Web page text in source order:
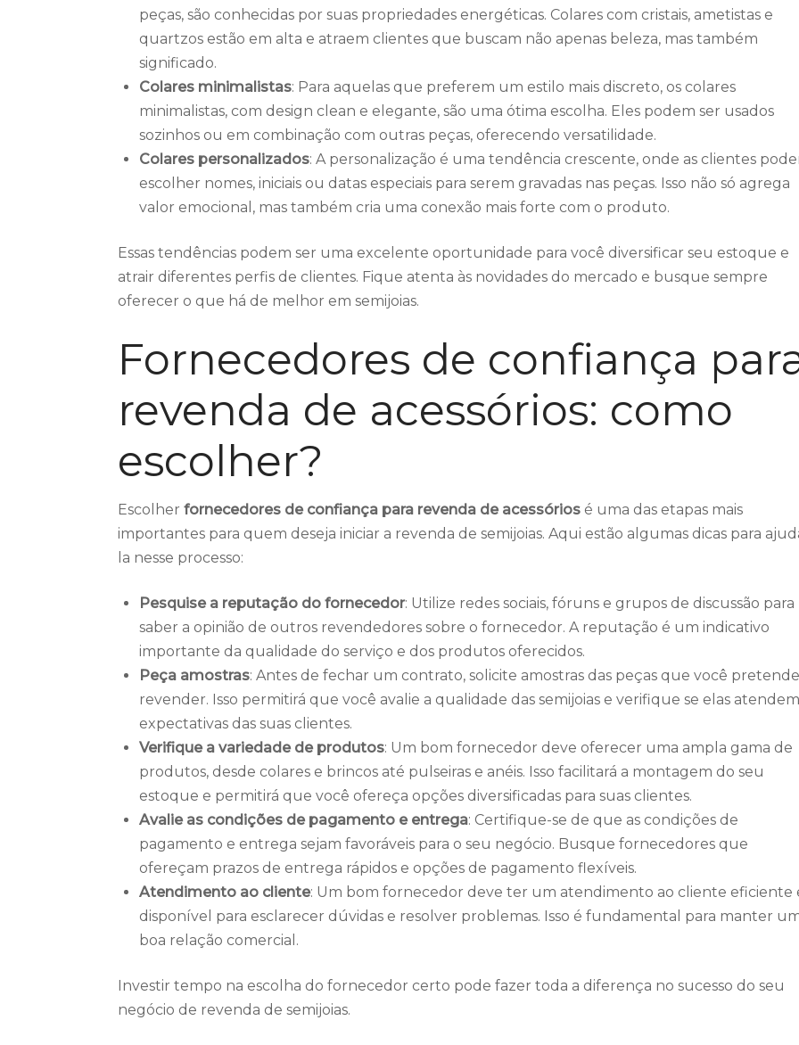
peças, são conhecidas por suas propriedades energéticas. Colares com cristais, ametistas e
quartzos estão em alta e atraem clientes que buscam não apenas beleza, mas também
significado.
Colares minimalistas: Para aquelas que preferem um estilo mais discreto, os colares
minimalistas, com design clean e elegante, são uma ótima escolha. Eles podem ser usados
sozinhos ou em combinação com outras peças, oferecendo versatilidade.
Colares personalizados: A personalização é uma tendência crescente, onde as clientes
escolher nomes, iniciais ou datas especiais para serem gravadas nas peças. Isso não só agrega
valor emocional, mas também cria uma conexão mais forte com o produto.
Essas tendências podem ser uma excelente oportunidade para você diversificar seu estoque e
atrair diferentes perfis de clientes. Fique atenta às novidades do mercado e busque sempre
oferecer o que há de melhor em semijoias.
Fornecedores de confiança
revenda de acessórios: como
escolher?
Escolher fornecedores de confiança para revenda de acessórios é uma das etapas mais
importantes para quem deseja iniciar a revenda de semijoias. Aqui estão algumas dicas para
la nesse processo:
Pesquise a reputação do fornecedor: Utilize redes sociais, fóruns e grupos de discussão para
saber a opinião de outros revendedores sobre o fornecedor. A reputação é um indicativo
importante da qualidade do serviço e dos produtos oferecidos.
Peça amostras: Antes de fechar um contrato, solicite amostras das peças que você pretende
revender. Isso permitirá que você avalie a qualidade das semijoias e verifique se elas
expectativas das suas clientes.
Verifique a variedade de produtos: Um bom fornecedor deve oferecer uma ampla gama de
produtos, desde colares e brincos até pulseiras e anéis. Isso facilitará a montagem do seu
estoque e permitirá que você ofereça opções diversificadas para suas clientes.
Avalie as condições de pagamento e entrega: Certifique-se de que as condições de
pagamento e entrega sejam favoráveis para o seu negócio. Busque fornecedores que
ofereçam prazos de entrega rápidos e opções de pagamento flexíveis.
Atendimento ao cliente: Um bom fornecedor deve ter um atendimento ao cliente eficiente
disponível para esclarecer dúvidas e resolver problemas. Isso é fundamental para manter
boa relação comercial.
Investir tempo na escolha do fornecedor certo pode fazer toda a diferença no sucesso do seu
negócio de revenda de semijoias.